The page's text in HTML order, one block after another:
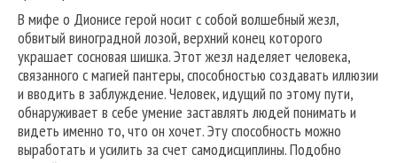
В мифе о Дионисе герой носит с собой волшебный жезл,
обвитый виноградной лозой, верхний конец которого
украшает сосновая шишка. Этот жезл наделяет человека,
связанного с магией пантеры, способностью создавать иллюзии
и вводить в заблуждение. Человек, идущий по этому пути,
обнаруживает в себе умение заставлять людей понимать и
видеть именно то, что он хочет. Эту способность можно
выработать и усилить за счет самодисциплины. Подобно